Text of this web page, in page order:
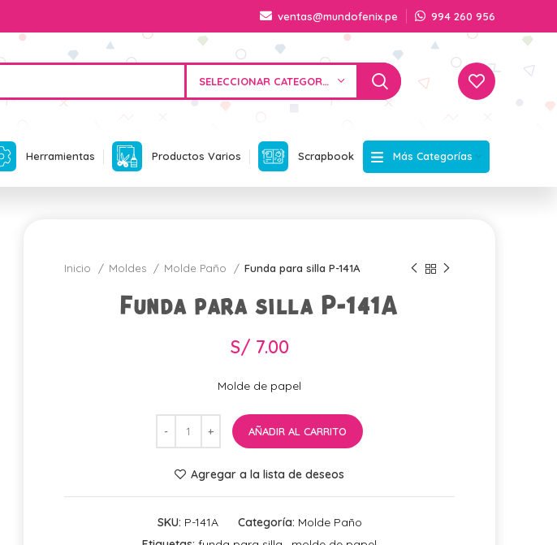
ventas@mundofenix.pe 994 260 956
SELECCIONAR CATEGORÍA
Herramientas Productos Varios Scrapbook Más Categorías
Inicio Moldes Molde Paño Funda para silla P-141A
Funda para silla P-141A
S/ 7.00
Molde de papel
AÑADIR AL CARRITO
Agregar a la lista de deseos
SKU: P-141A Categoría: Molde Paño